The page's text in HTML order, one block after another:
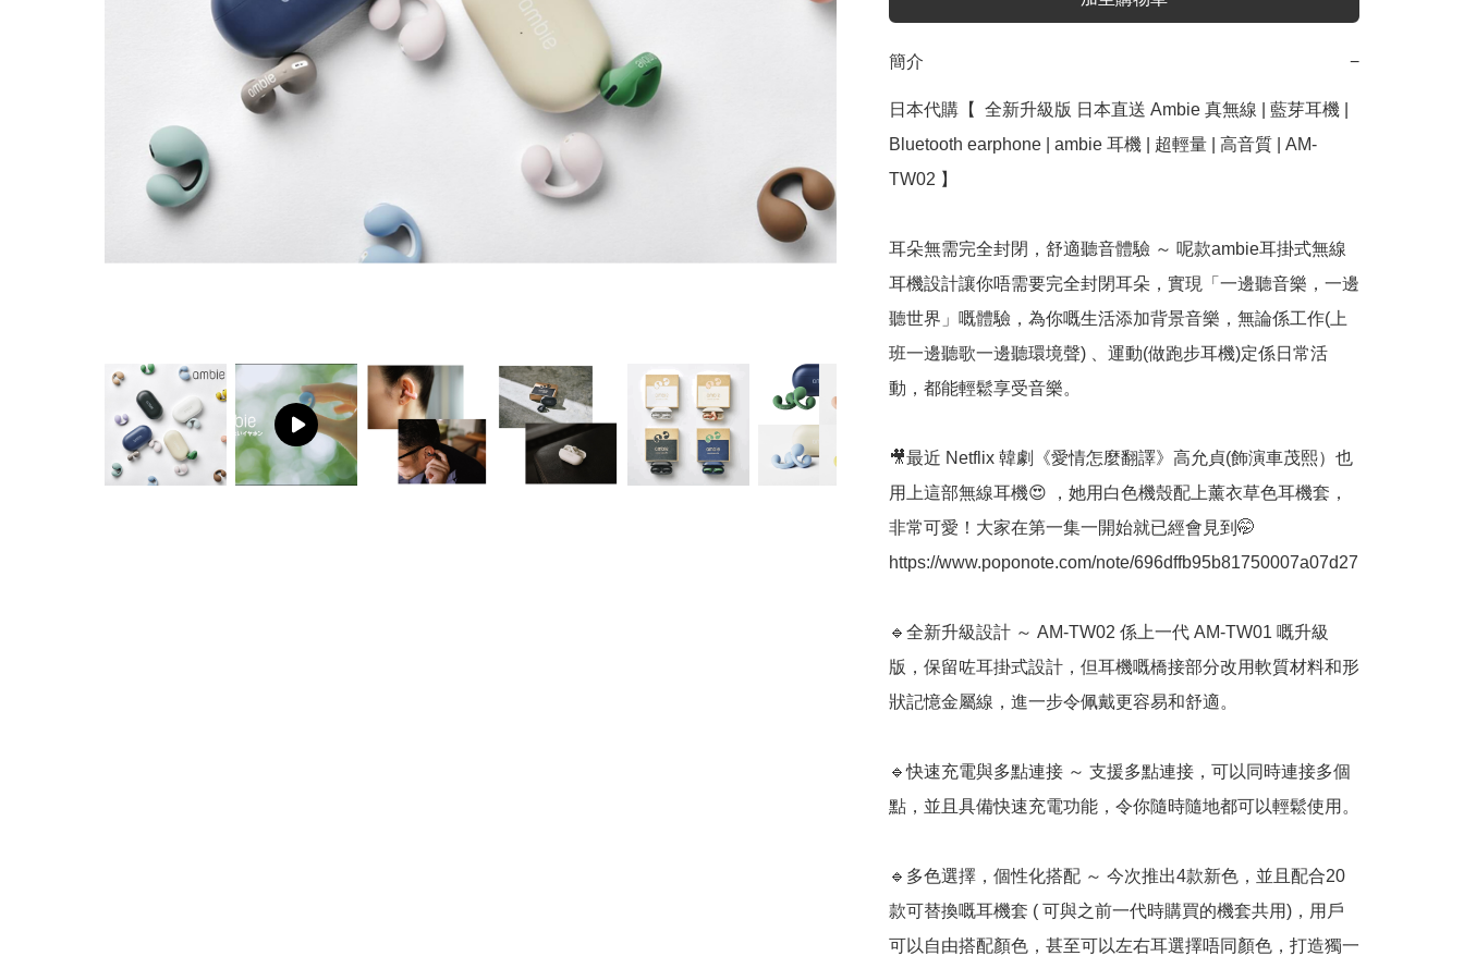
簡介 −
日本代購【  全新升級版 日本直送 Ambie 真無線 | 藍芽耳機 |
Bluetooth earphone | ambie 耳機 | 超輕量 | 高音質 | AM-
TW02 】
耳朵無需完全封閉，舒適聽音體驗 ～ 呢款ambie耳掛式無線
耳機設計讓你唔需要完全封閉耳朵，實現「一邊聽音樂，一邊
聽世界」嘅體驗，為你嘅生活添加背景音樂，無論係工作(上
班一邊聽歌一邊聽環境聲) 、運動(做跑步耳機)定係日常活
動，都能輕鬆享受音樂。
🎥最近 Netflix 韓劇《愛情怎麼翻譯》高允貞(飾演車茂熙）也
用上這部無線耳機😍 ，她用白色機殼配上薰衣草色耳機套，
非常可愛！大家在第一集一開始就已經會見到🤭
https://www.poponote.com/note/696dffb95b81750007a07d27
🔹全新升級設計 ～ AM-TW02 係上一代 AM-TW01 嘅升級
版，保留咗耳掛式設計，但耳機嘅橋接部分改用軟質材料和形
狀記憶金屬線，進一步令佩戴更容易和舒適。
🔹快速充電與多點連接 ～ 支援多點連接，可以同時連接多個
點，並且具備快速充電功能，令你隨時隨地都可以輕鬆使用。
🔹多色選擇，個性化搭配 ～ 今次推出4款新色，並且配合20
款可替換嘅耳機套 ( 可與之前一代時購買的機套共用)，用戶
可以自由搭配顏色，甚至可以左右耳選擇唔同顏色，打造獨一